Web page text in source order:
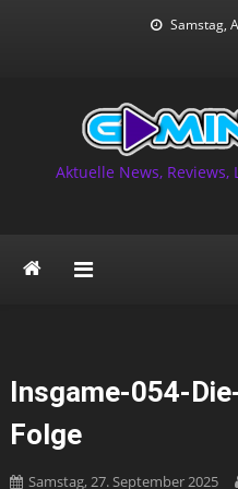
Samstag,
Aktuelle News,
Insgame-054-
Folge
Samstag, 27. September 2025